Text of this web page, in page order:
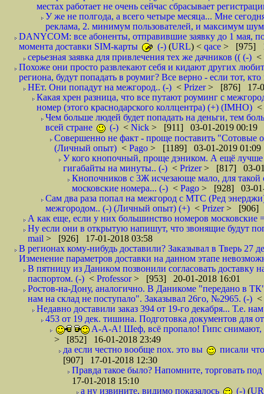
местах работает не очень сейчас сбрасывает
У же не полгода, а всего четыре месяца... Мне
реклама, 2. минимум пользователей, и максимум
DANYCOM: все абоненты, отправившие заявку до 1 мая,
момента доставки SIM-карты
(-) (URL) < qace > [975]
серьезная заявка для привлечения тех же дачников (( (-) <
Похоже они просто развлекают себя и кидают других
региона, будут попадать в роумиг? Все верно - если тот,
НЕт. Они попадут на межгород.. (-) < Prizer> [876] 17-
Какая хрен разница, что все путают роуминг с
номер (этого краснодарского коллцентра) (+) (IMHO) <
Чем больше людей будет попадать на деньги, тем
всей стране
(-) < Nick > [911] 03-01-2019 00:19
Совершенно не факт - проще поставить "Сотовые
(Личный опыт) < Pago > [1189] 03-01-2019 01:09
У кого кнопочный, проще дэником. А ещё лучше
гигабайты на минуты.. (-) < Prizer> [817] 03-
Кнопочников с 3Ж исчезающе мало, для такой
московские номера... (-) < Pago > [928] 03-01-
Сам два раза попал на межгород с МТС (Ред
межгородом.. (-) (Личный опыт) (+) < Prizer> [906]
А как еще, если у них большинство номеров московские
Ну если они в открытую напишут, что звонящие будут
mail > [926] 17-01-2018 03:58
В регионах кому-нибудь доставили? Заказывал в Тверь 27
Изменение параметров доставки на данном этапе
В пятницу из Даником позвонили согласовать доставку
паспортом. (-) < Professor> [953] 20-01-2018 16:01
Ростов-на-Дону, аналогично. В Даникоме "передано в
нам на склад не поступало". Заказывал 26го, №2965. (-) <
Недавно доставили заказ 394 от 19-го декабря... Т.е.
453 от 19 дек. тишина. Подготовка документов для
А-А-А! Шеф, всё пропало! Гипс снимают,
> [852] 16-01-2018 23:49
да если честно вообще пох. это вы
писали
[907] 17-01-2018 12:30
Правда такое было? Напомните, торговать
17-01-2018 15:10
а ну извините, видимо показалось
(-) (